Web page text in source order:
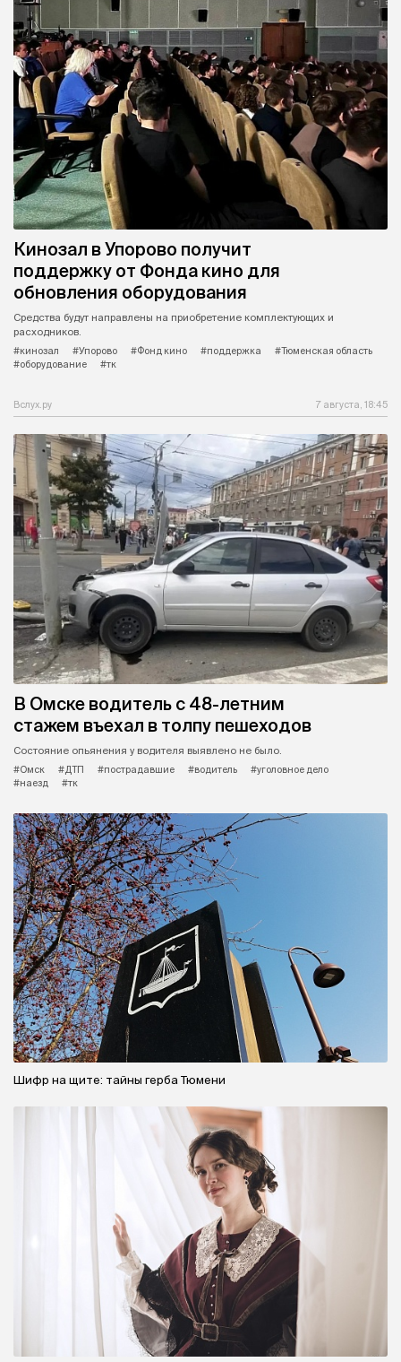
Кинозал в Упорово получит
поддержку от Фонда кино для
обновления оборудования
Средства будут направлены на приобретение комплектующих и
расходников.
#кинозал
#Упорово #Фонд кино #поддержка
#Тюменская область
#оборудование
#тк
Вслух.ру 7 августа, 18:45
В Омске водитель с 48-летним
стажем въехал в толпу пешеходов
Состояние опьянения у водителя выявлено не было.
#Омск
#ДТП #пострадавшие #водитель
#уголовное дело
#наезд
#тк
Шифр на щите: тайны герба Тюмени